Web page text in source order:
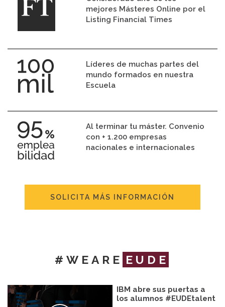
mejores Másteres Online por el
Listing Financial Times
Líderes de muchas partes del
mundo formados en nuestra
Escuela
Al terminar tu máster. Convenio
con + 1.200 empresas
nacionales e internacionales
SOLICITA MÁS INFORMACIÓN
#WEARE EUDE
IBM abre sus puertas a
los alumnos #EUDEtalent